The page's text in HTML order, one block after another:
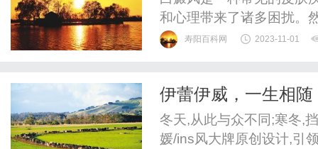
和心理带来了诸多困扰。
疗效果也有了显著的提升
进黑色素细胞的再生，减
寿阳百科网 2023-11-01
伊蕾伊威，一生相
免费加盟，时尚与
冬天,从此与众不同;寒冬,
媛/ins风大牌原创设计,引